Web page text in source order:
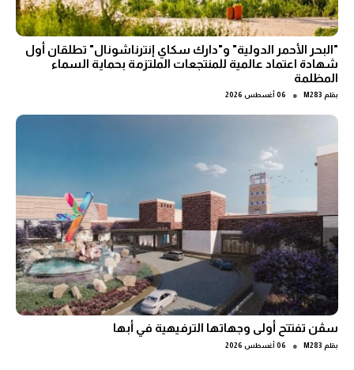
"البحر الأحمر الدولية" و"دارك سكاي إنترناشونال" تطلقان أول
شهادة اعتماد عالمية للمنتجعات الملتزمة بحماية السماء
المظلمة
بقلم M283
● 06 أغسطس 2026
سڤن تفتتح أولى وجهاتها الترفيهية في أبها
بقلم M283
● 06 أغسطس 2026